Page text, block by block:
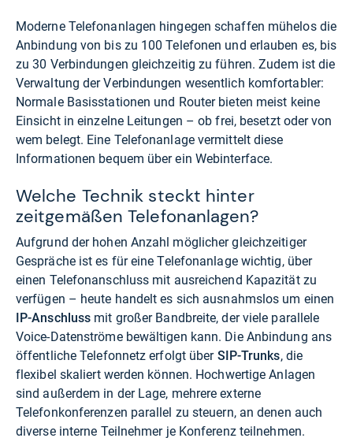
Moderne Telefonanlagen hingegen schaffen mühelos die
Anbindung von bis zu 100 Telefonen und erlauben es, bis
zu 30 Verbindungen gleichzeitig zu führen. Zudem ist die
Verwaltung der Verbindungen wesentlich komfortabler:
Normale Basisstationen und Router bieten meist keine
Einsicht in einzelne Leitungen – ob frei, besetzt oder von
wem belegt. Eine Telefonanlage vermittelt diese
Informationen bequem über ein Webinterface.
Welche Technik steckt hinter
zeitgemäßen Telefonanlagen?
Aufgrund der hohen Anzahl möglicher gleichzeitiger
Gespräche ist es für eine Telefonanlage wichtig, über
einen Telefonanschluss mit ausreichend Kapazität zu
verfügen – heute handelt es sich ausnahmslos um einen
IP-Anschluss mit großer Bandbreite, der viele parallele
Voice-Datenströme bewältigen kann. Die Anbindung ans
öffentliche Telefonnetz erfolgt über SIP-Trunks, die
flexibel skaliert werden können. Hochwertige Anlagen
sind außerdem in der Lage, mehrere externe
Telefonkonferenzen parallel zu steuern, an denen auch
diverse interne Teilnehmer je Konferenz teilnehmen.